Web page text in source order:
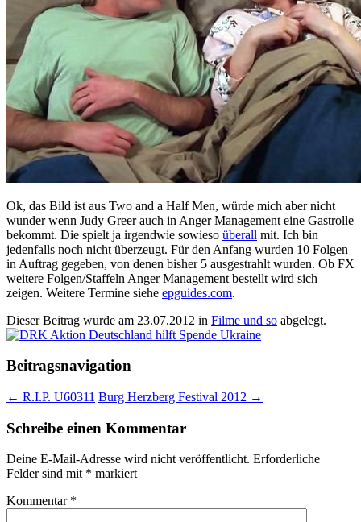
Ok, das Bild ist aus Two and a Half Men, würde mich aber nicht
wunder wenn Judy Greer auch in Anger Management eine Gastrolle
bekommt. Die spielt ja irgendwie sowieso überall mit. Ich bin
jedenfalls noch nicht überzeugt. Für den Anfang wurden 10 Folgen
in Auftrag gegeben, von denen bisher 5 ausgestrahlt wurden. Ob FX
weitere Folgen/Staffeln Anger Management bestellt wird sich
zeigen. Weitere Termine siehe epguides.com.
Dieser Beitrag wurde am 23.07.2012 in Filme und so abgelegt.
Beitragsnavigation
← R.I.P. U60311 Burg Herzberg Festival 2012 →
Schreibe einen Kommentar
Deine E-Mail-Adresse wird nicht veröffentlicht. Erforderliche
Felder sind mit * markiert
Kommentar *